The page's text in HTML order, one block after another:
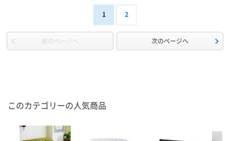
1 2
前のページへ 次のページへ
このカテゴリーの人気商品